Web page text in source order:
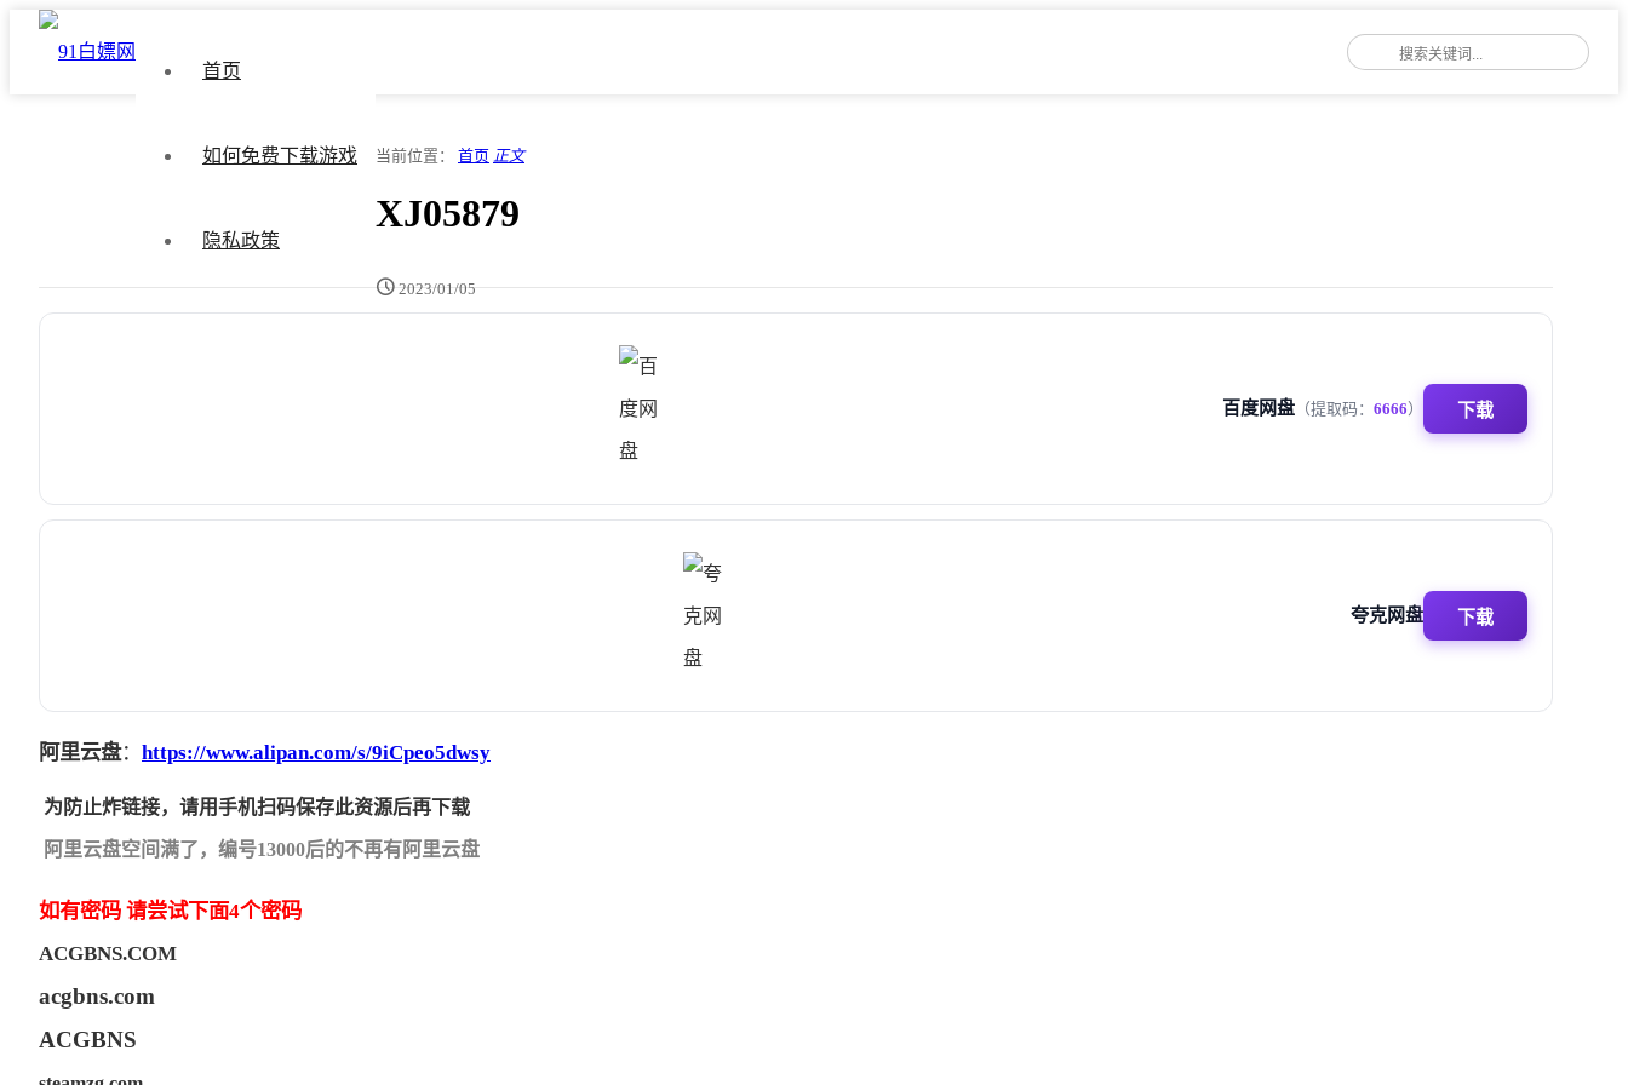
首页
如何免费下载游戏
隐私政策
当前位置： 首页 正文
XJ05879
2023/01/05
百度网盘 （提取码： 6666） 下载
夸克网盘 下载
阿里云盘： https://www.alipan.com/s/9iCpeo5dwsy
为防止炸链接，请用手机扫码保存此资源后再下载
阿里云盘空间满了，编号13000后的不再有阿里云盘
如有密码 请尝试下面4个密码
ACGBNS.COM
acgbns.com
ACGBNS